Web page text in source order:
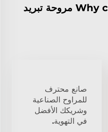
Why choose FJDIAMOND مروحة تبريد
صانع محترف
للمراوح الصناعية
وشريكك الأفضل
في التهوية.